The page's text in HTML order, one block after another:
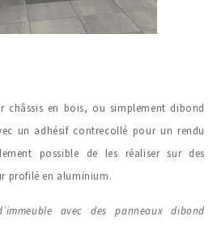
châssis en bois, ou simplement dibond
un adhésif contrecollé pour un rendu
possible de les réaliser sur des
profilé en aluminium.
avec des panneaux dibond